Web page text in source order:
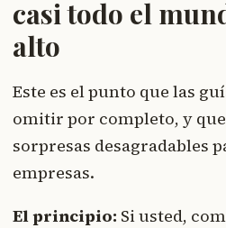
casi todo el
alto
Este es el punto que las
omitir por completo, y
sorpresas desagradables
empresas.
El principio: Si usted,